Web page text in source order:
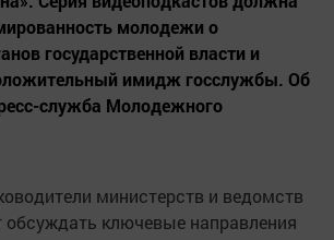
молодежи о
государственной власти и
имидж госслужбы. Об
служба Молодежного
министерств и ведомств
обсуждать ключевые направления